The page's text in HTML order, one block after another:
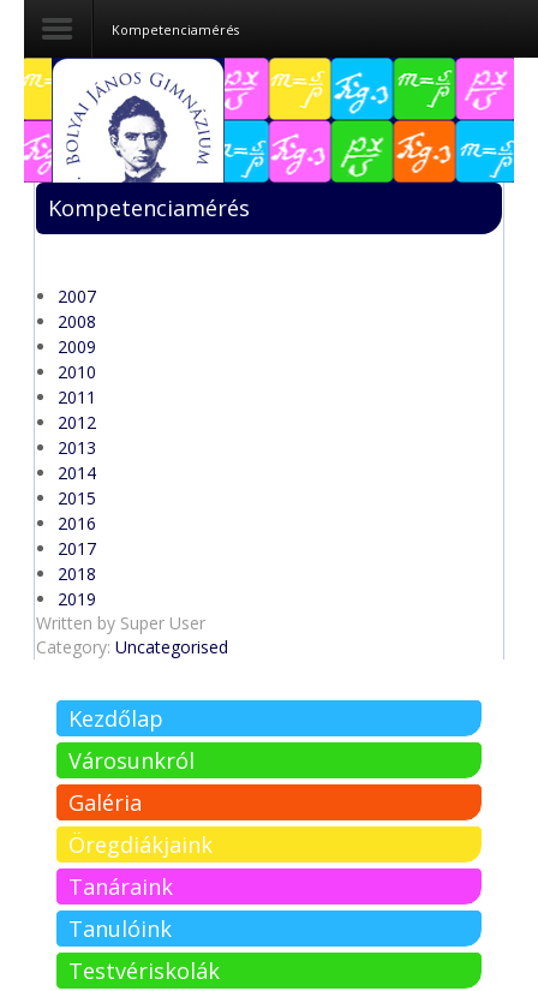
Dokumentumok
Felvételizőknek
Pályázatok
Közérdekű
adatok
Tanárjelölteknek
Kompetenciamérés
Kompetenciamérés
2007
2008
2009
2010
2011
2012
2013
2014
2015
2016
2017
2018
2019
Written by Super User
Category:Uncategorised
Kezdőlap
Városunkról
Galéria
Öregdiákjaink
Tanáraink
Tanulóink
Testvériskolák